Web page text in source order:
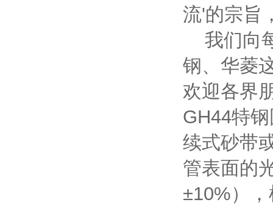
流'的宗旨
我们向
钢、华菱
欢迎各界
GH44特
续式砂带
管表面的
±10%）